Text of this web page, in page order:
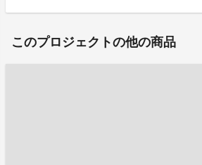
このプロジェクトの他の商品